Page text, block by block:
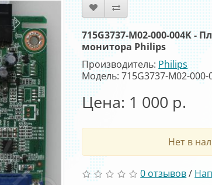
715G3737-M02-000-004K -
монитора Philips
Производитель: Philips
Модель: 715G3737-M02-000-
Цена: 1 000 р.
Нет в
0 отзывов/